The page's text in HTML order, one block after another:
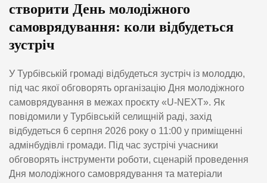
створити День молодіжного
самоврядування: коли відбудеться
зустріч
У Турбівській громаді відбудеться зустріч із молоддю,
під час якої обговорять організацію Дня молодіжного
самоврядування в межах проєкту «U-NEXT». Як
повідомили у Турбівській селищній раді, захід
відбудеться 6 серпня 2026 року о 11:00 у приміщенні
адмінбудівлі громади. Під час зустрічі учасники
обговорять інструменти роботи, сценарій проведення
Дня молодіжного самоврядування та матеріали